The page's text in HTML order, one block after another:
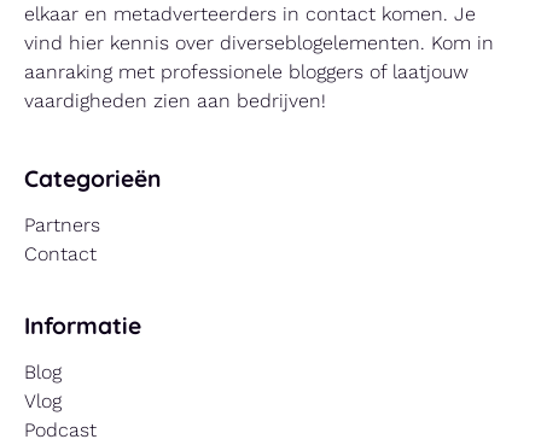
elkaar en metadverteerders in contact komen. Je
vind hier kennis over diverseblogelementen. Kom in
aanraking met professionele bloggers of laatjouw
vaardigheden zien aan bedrijven!
Categorieën
Partners
Contact
Informatie
Blog
Vlog
Podcast